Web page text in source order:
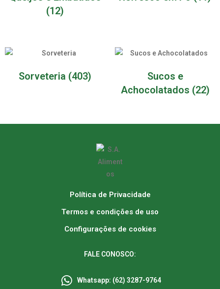
(12)
Sorveteria (403)
Sucos e
Achocolatados (22)
Política de Privacidade
Termos e condições de uso
Configurações de cookies
FALE CONOSCO:
Whatsapp: (62) 3287-9764